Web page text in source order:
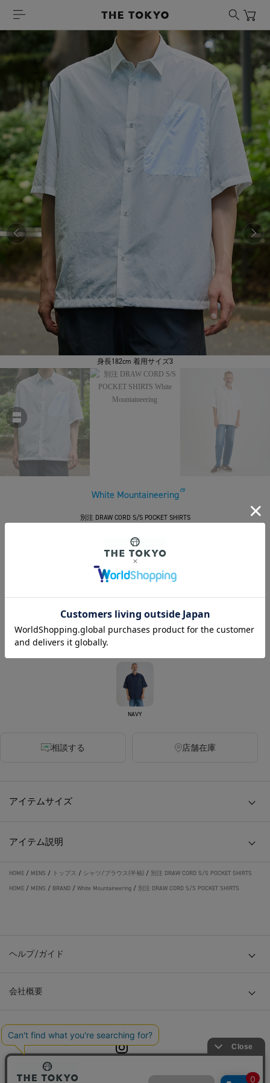
身長182cm 着用サイズ3
White Mountaineering
別注 DRAW CORD S/S POCKET SHIRTS
￥29,700
270ポイント付与
カラー
WHITE
NAVY
相談する 店舗在庫
アイテムサイズ
アイテム説明
HOME / MENS / トップス / シャツ/ブラウス(半袖) / 別注 DRAW CORD S/S POCKET SHIRTS
HOME / MENS / BRAND / White Mountaineering / 別注 DRAW CORD S/S POCKET SHIRTS
ヘルプ/ガイド
会社概要